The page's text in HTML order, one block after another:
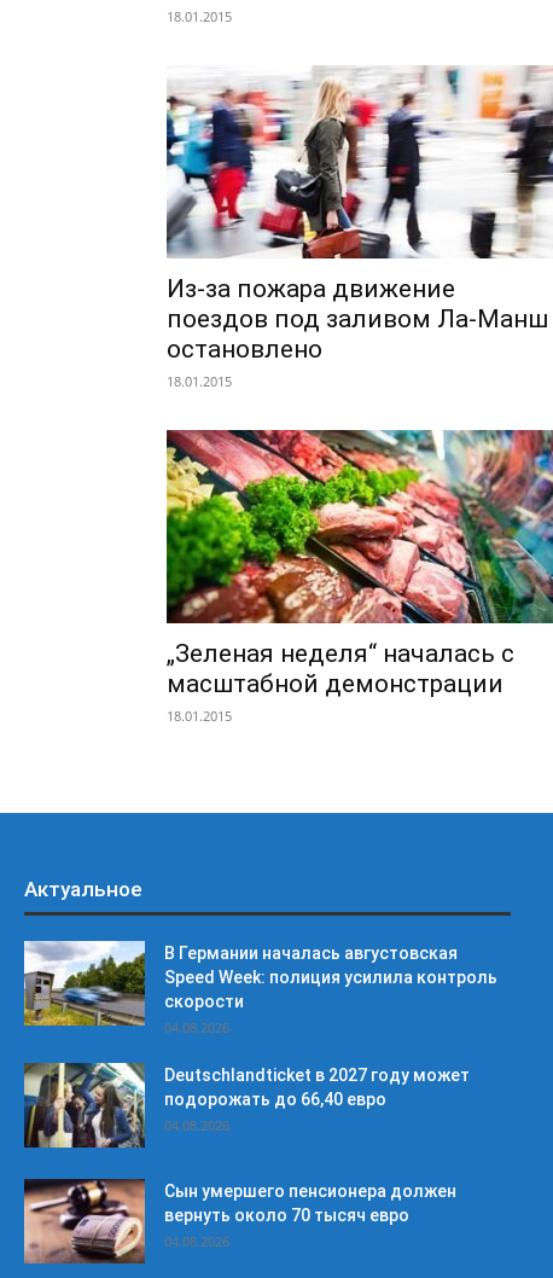
18.01.2015
Из-за пожара движение
поездов под заливом Ла-Манш
остановлено
18.01.2015
„Зеленая неделя“ началась с
масштабной демонстрации
18.01.2015
Актуальное
В Германии началась августовская
Speed Week: полиция усилила контроль
скорости
04.08.2026
Deutschlandticket в 2027 году может
подорожать до 66,40 евро
04.08.2026
Сын умершего пенсионера должен
вернуть около 70 тысяч евро
04.08.2026